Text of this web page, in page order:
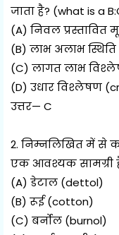
जाता है? (what is a
(A) निवल प्रस्तावित
(B) लाभ अलाभ
(C) लागत लाभ
(D) उधार विश्लेषण
उत्तर— C
2. निम्नलिखित में से
एक आवश्यक सामग्री
(A) डेटाल (dettol)
(B) रूई (cotton)
(C) बर्नोल (burnol)